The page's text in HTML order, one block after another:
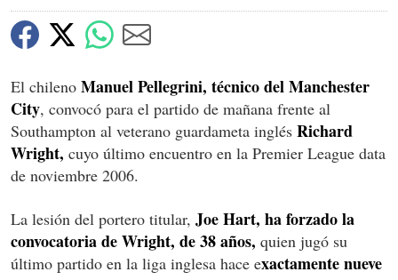
El chileno Manuel Pellegrini, técnico del Manchester
City, convocó para el partido de mañana frente al
Southampton al veterano guardameta inglés Richard
Wright, cuyo último encuentro en la Premier League data
de noviembre 2006.
La lesión del portero titular, Joe Hart, ha forzado la
convocatoria de Wright, de 38 años, quien jugó su
último partido en la liga inglesa hace exactamente nueve